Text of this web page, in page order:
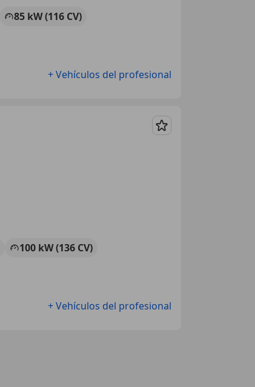
85 kW (116 CV)
+ Vehículos del profesional
Guardar
100 kW (136 CV)
+ Vehículos del profesional